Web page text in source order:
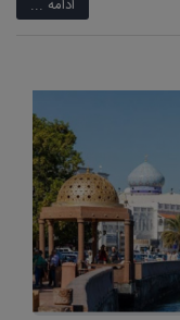
ادامه ...